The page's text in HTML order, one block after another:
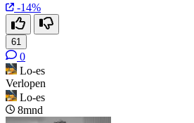
-14%
61
0
Lo-es
Verlopen
Lo-es
8mnd